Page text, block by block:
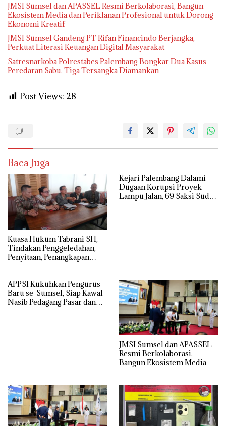
JMSI Sumsel dan APASSEL Resmi Berkolaborasi, Bangun
Ekosistem Media dan Periklanan Profesional untuk Dorong
Ekonomi Kreatif
JMSI Sumsel Gandeng PT Rifan Financindo Berjangka,
Perkuat Literasi Keuangan Digital Masyarakat
Satresnarkoba Polrestabes Palembang Bongkar Dua Kasus
Peredaran Sabu, Tiga Tersangka Diamankan
Post Views: 28
Baca Juga
‎Kuasa Hukum Tabrani SH,
Tindakan Penggeledahan,
Penyitaan, Penangkapan
Melalui Mekanisme
Praperadilan
Kejari Palembang Dalami
Dugaan Korupsi Proyek
Lampu Jalan, 69 Saksi Sudah
APPSI Kukuhkan Pengurus
Baru se-Sumsel, Siap Kawal
Nasib Pedagang Pasar dan
JMSI Sumsel dan APASSEL
Resmi Berkolaborasi,
Bangun Ekosistem Media
Kreatif